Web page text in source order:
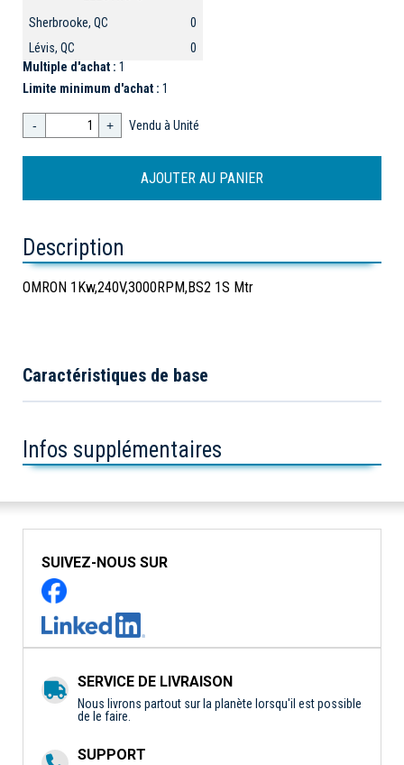
Sherbrooke, QC
0
Lévis, QC
0
Multiple d'achat : 1
Limite minimum d'achat : 1
- + Vendu à Unité
Description
OMRON 1Kw,240V,3000RPM,BS2 1S Mtr
Caractéristiques de base
Infos supplémentaires
SUIVEZ-NOUS SUR
SERVICE DE LIVRAISON
Nous livrons partout sur la planète lorsqu'il est possible
de le faire.
SUPPORT